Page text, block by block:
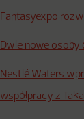
Fantasyexpo
Dwie nowe osoby
Nestlé Waters
współpracy z